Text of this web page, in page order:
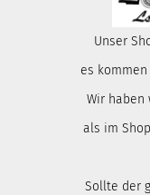
Unser
es
Wir haben
als im
Sollte der